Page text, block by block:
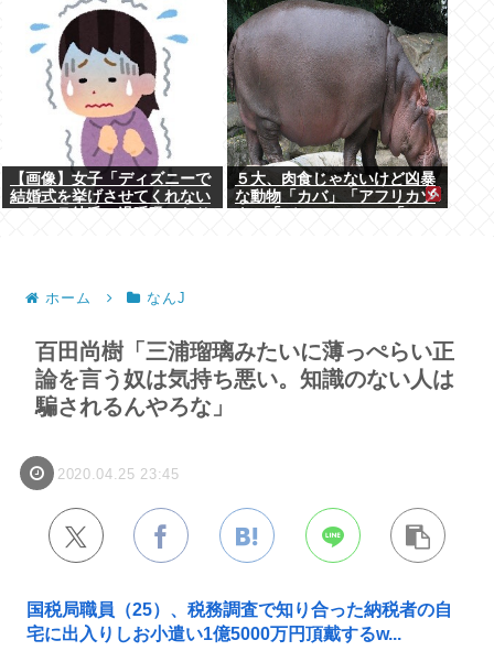
【画像】女子「ディズニーで
結婚式を挙げさせてくれない
５大、肉食じゃないけど凶暴
な動物「カバ」「アフリカゾ
ホーム なんJ
百田尚樹「三浦瑠璃みたいに薄っぺらい正
論を言う奴は気持ち悪い。知識のない人は
騙されるんやろな」
2020.04.25 23:45
国税局職員（25）、税務調査で知り合った納税者の自
宅に出入りしお小遣い1億5000万円頂戴するw...